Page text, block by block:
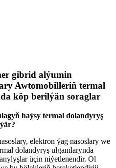
gibrid alýumin
Awtomobilleriň termal
köp berilýän soraglar
haýsy termal dolandyryş
elektron ýag nasoslary we
dolandyryş ulgamlarynda
üçin niýetlenendir. Ol